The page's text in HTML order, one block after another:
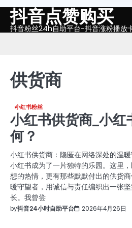
Skip抖音点赞购买
抖音粉丝24h自助平台-抖音涨粉播放
供货商
小红书粉丝
小红书供货商_小红
何？
小红书供货商：隐匿在网络深处的温
小红书成为了一片独特的乐园。这里
想的热情，更有那些默默付出的供货
暖守望者，用诚信与责任编织出一张
长。我曾尝
by抖音24小时自助平台 2026年4月26日